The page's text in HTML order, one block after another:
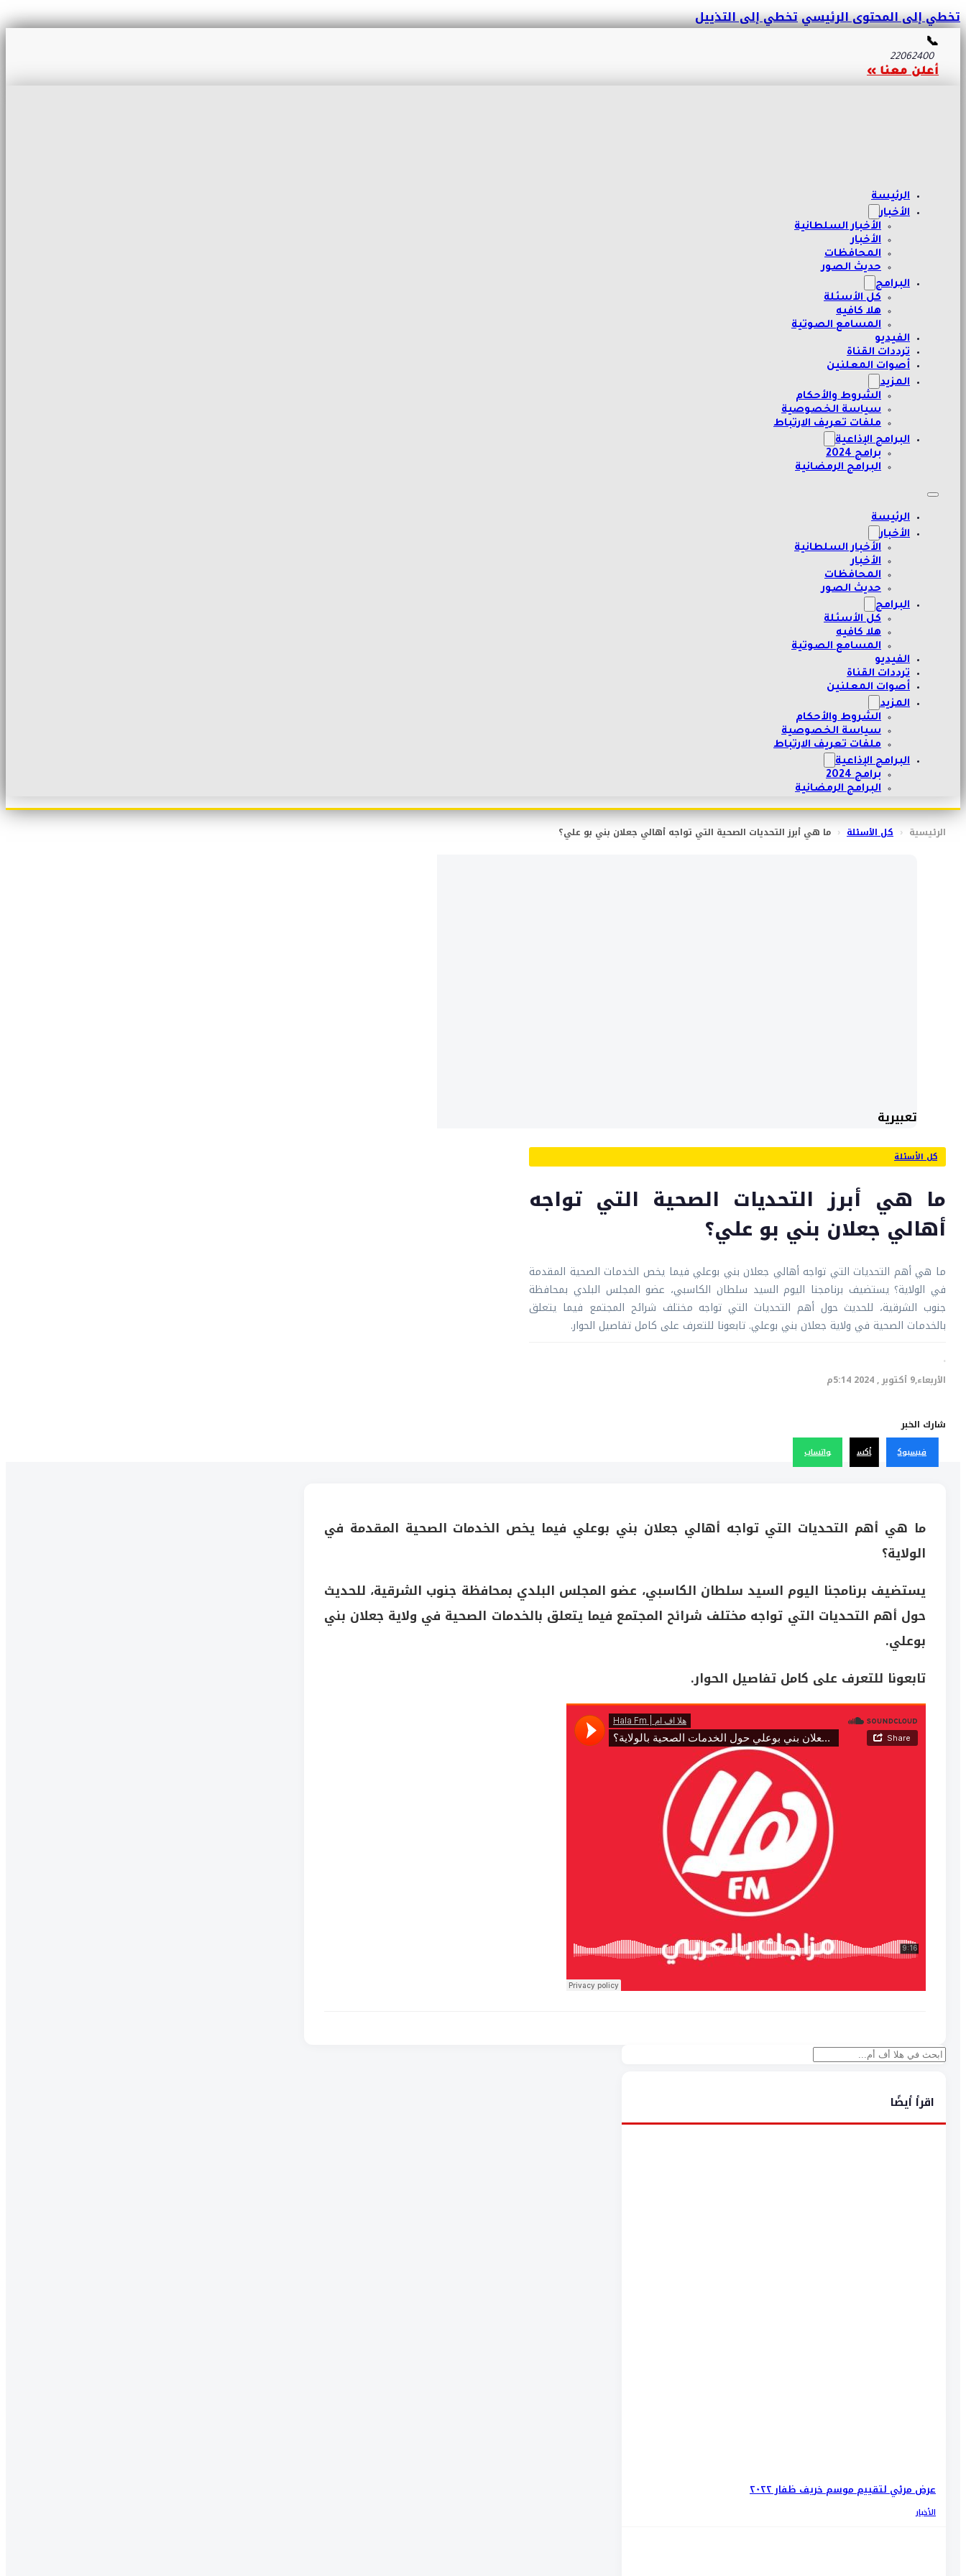
تخطي إلى المحتوى الرئيسيتخطي إلى التذييل
📞
22062400
أعلن معنا »
الرئيسة
الأخبار
الأخبار السلطانية
الأخبار
المحافظات
حديث الصور
البرامج
كل الأسئلة
هلا كافيه
المسامع الصوتية
الفيديو
ترددات القناة
أصوات المعلنين
المزيد
الشروط والأحكام
سياسة الخصوصية
ملفات تعريف الارتباط
البرامج الإذاعية
برامج 2024
البرامج الرمضانية
الرئيسة
الأخبار
الأخبار السلطانية
الأخبار
المحافظات
حديث الصور
البرامج
كل الأسئلة
هلا كافيه
المسامع الصوتية
الفيديو
ترددات القناة
أصوات المعلنين
المزيد
الشروط والأحكام
سياسة الخصوصية
ملفات تعريف الارتباط
البرامج الإذاعية
برامج 2024
البرامج الرمضانية
الرئيسية ‹ كل الأسئلة ‹ ما هي أبرز التحديات الصحية التي تواجه أهالي جعلان بني بو علي؟
تعبيرية
كل الأسئلة
ما هي أبرز التحديات الصحية التي تواجه
أهالي جعلان بني بو علي؟
ما هي أهم التحديات التي تواجه أهالي جعلان بني بوعلي فيما يخص الخدمات الصحية المقدمة
في الولاية؟ يستضيف برنامجنا اليوم السيد سلطان الكاسبي، عضو المجلس البلدي بمحافظة
جنوب الشرقية، للحديث حول أهم التحديات التي تواجه مختلف شرائح المجتمع فيما يتعلق
بالخدمات الصحية في ولاية جعلان بني بوعلي. تابعونا للتعرف على كامل تفاصيل الحوار.
·
الأربعاء,9 أكتوبر , 2024 5:14م
شارك الخبر
فيسبوك أكس واتساب
ما هي أهم التحديات التي تواجه أهالي جعلان بني بوعلي فيما يخص الخدمات الصحية المقدمة في
الولاية؟
يستضيف برنامجنا اليوم السيد سلطان الكاسبي، عضو المجلس البلدي بمحافظة جنوب الشرقية، للحديث
حول أهم التحديات التي تواجه مختلف شرائح المجتمع فيما يتعلق بالخدمات الصحية في ولاية جعلان بني
بوعلي.
تابعونا للتعرف على كامل تفاصيل الحوار.
بحث
اقرأ أيضًا
عرض مرئي لتقييم موسم خريف ظفار ٢٠٢٢
الأخبار